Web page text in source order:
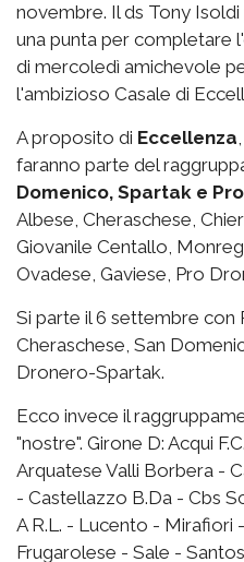
novembre. Il ds Tony
una punta per completare
di mercoledì amichevole
l'ambizioso Casale di
A proposito di Eccellenza
faranno parte del
Domenico, Spartak e
Albese, Cheraschese,
Giovanile Centallo,
Ovadese, Gaviese, Pro
Si parte il 6 settembre con
Cheraschese, San
Dronero-Spartak.
Ecco invece il
"nostre". Girone D: Acqui
Arquatese Valli Borbera -
- Castellazzo B.Da - Cbs
A R.L. - Lucento - Mirafiori
Frugarolese - Sale -